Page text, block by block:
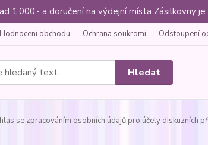
1.000,- a doručení na výdejní místa Zásilkovny
Hodnocení obchodu Ochrana soukromí Odstoupení
Hledat
se zpracováním osobních údajů pro účely diskuzních